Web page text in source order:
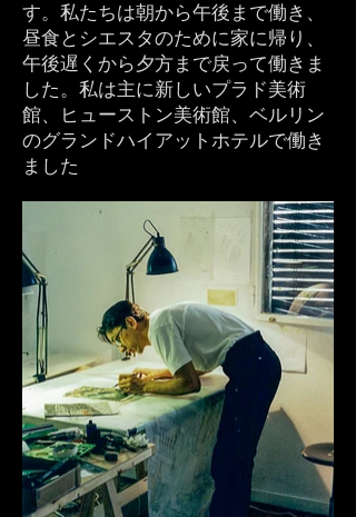
す。私たちは朝から午後まで働き、
昼食とシエスタのために家に帰り、
午後遅くから夕方まで戻って働きま
した。私は主に新しいプラド美術
館、ヒューストン美術館、ベルリン
のグランドハイアットホテルで働き
ました